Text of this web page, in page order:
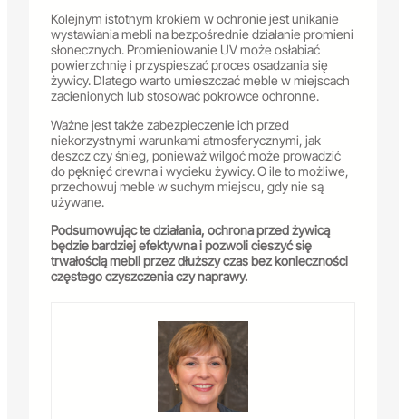
Kolejnym istotnym krokiem w ochronie jest unikanie
wystawiania mebli na bezpośrednie działanie promieni
słonecznych. Promieniowanie UV może osłabiać
powierzchnię i przyspieszać proces osadzania się
żywicy. Dlatego warto umieszczać meble w miejscach
zacienionych lub stosować pokrowce ochronne.
Ważne jest także zabezpieczenie ich przed
niekorzystnymi warunkami atmosferycznymi, jak
deszcz czy śnieg, ponieważ wilgoć może prowadzić
do pęknięć drewna i wycieku żywicy. O ile to możliwe,
przechowuj meble w suchym miejscu, gdy nie są
używane.
Podsumowując te działania, ochrona przed żywicą
będzie bardziej efektywna i pozwoli cieszyć się
trwałością mebli przez dłuższy czas bez konieczności
częstego czyszczenia czy naprawy.